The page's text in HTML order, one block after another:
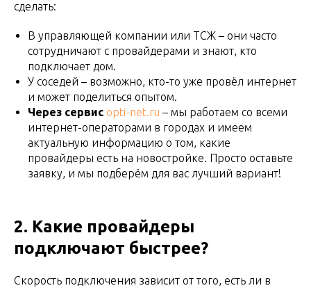
сделать:
В управляющей компании или ТСЖ – они часто
сотрудничают с провайдерами и знают, кто
подключает дом.
У соседей – возможно, кто-то уже провёл интернет
и может поделиться опытом.
Через сервис opti-net.ru – мы работаем со всеми
интернет-операторами в городах и имеем
актуальную информацию о том, какие
провайдеры есть на новостройке. Просто оставьте
заявку, и мы подберём для вас лучший вариант!
2. Какие провайдеры
подключают быстрее?
Скорость подключения зависит от того, есть ли в